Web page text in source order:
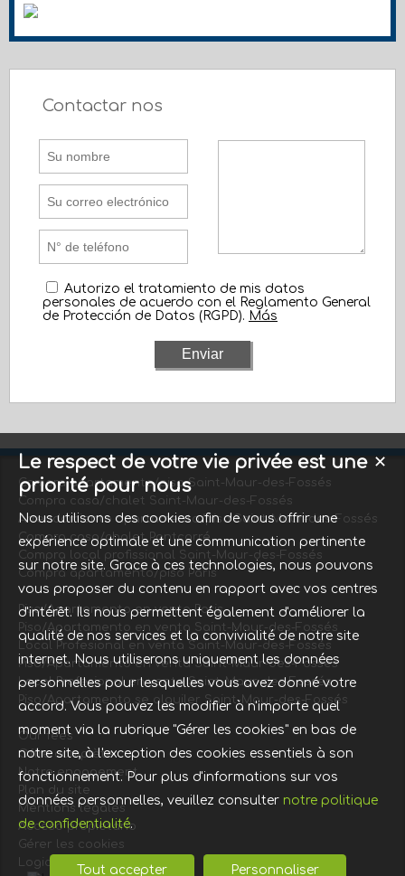
Contactar nos
Autorizo el tratamiento de mis datos
personales de acuerdo con el Reglamento General
de Protección de Datos (RGPD). Más
Compra apartamento/piso Saint-Maur-des-Fossés
Compra casa/chalet Saint-Maur-des-Fossés
Arrendamiento apartamento/piso Saint-Maur-des-Fossés
Compra casa/chalet Pontcarré
Compra local profissional Saint-Maur-des-Fossés
Compra apartamento/piso Paris
Piso/Apartamento en venta Paris
Piso/Apartamento en venta Saint-Maur-des-Fossés
Local Profesional en venta Saint-Maur-des-Fossés
Piso/Apartamento en venta Saint-Maur-des-Fossés
Local Profesional en venta Saint-Maur-des-Fossés
Piso/Apartamento se alquiler Saint-Maur-des-Fossés
Our fees
Offre complète
Notre engagement
Plan du site
Mentions légales
Acceso propietario
Gérer les cookies
Logiciel immobilier
✕
Le respect de votre vie privée est une
priorité pour nous
Nous utilisons des cookies afin de vous offrir une
expérience optimale et une communication pertinente
sur notre site. Grace à ces technologies, nous pouvons
vous proposer du contenu en rapport avec vos centres
d'intérêt. Ils nous permettent également d'améliorer la
qualité de nos services et la convivialité de notre site
internet. Nous utiliserons uniquement les données
personnelles pour lesquelles vous avez donné votre
accord. Vous pouvez les modifier à n'importe quel
moment via la rubrique "Gérer les cookies" en bas de
notre site, à l'exception des cookies essentiels à son
fonctionnement. Pour plus d'informations sur vos
données personnelles, veuillez consulter notre politique
de confidentialité.
Tout accepter Personnaliser